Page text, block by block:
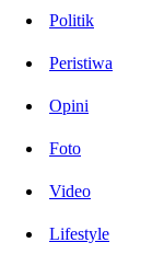
Politik
Peristiwa
Opini
Foto
Video
Lifestyle